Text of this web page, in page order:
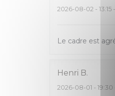
2026-08-02 -
Le cadre est
Henri B
2026-08-01 - 19:30